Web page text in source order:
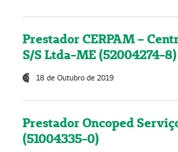
Prestador CERPAM –
S/S Ltda-ME (52004274-8)
18 de Outubro de 2019
Prestador Oncoped
(51004335-0)